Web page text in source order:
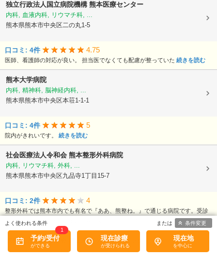
独立行政法人国立病院機構熊本医療センター
内科, 血液内科, リウマチ科, ...
熊本県熊本市中央区二の丸1-5
口コミ: 4件 4.75
医師、看護師の対応が良い。 担当医でなくても配慮が整っていた 続きを読む
熊本大学病院
内科, 精神科, 脳神経内科, ...
熊本県熊本市中央区本荘1-1-1
口コミ: 4件 5
院内がきれいです。 続きを読む
社会医療法人令和会 熊本整形外科病院
内科, リウマチ科, 外科, ...
熊本県熊本市中央区九品寺1丁目15-7
口コミ: 2件 4
整形外科では熊本市内でも有名で『ああ、熊整ね。』で通じる病院です。受診
患者数も多く待たされますが、検査やレントゲン等、キ...
続きを読む
医療法人社団藤浪会 井上整形外科クリニック
整形外科, リウマチ科, リハビリテーション科, ...
予約/受付
1
現在診療 現在地
条件変更